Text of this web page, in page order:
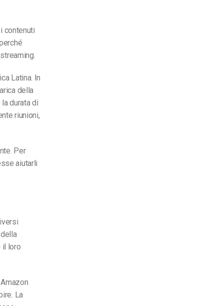
contenuti
Latina. In
della
durata di
riunioni,
Per
aiutarli
il loro
La